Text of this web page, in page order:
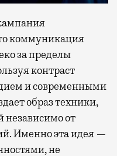
коммуникация
за пределы
контраст
и современными
образ техники,
независимо от
Именно эта идея —
не